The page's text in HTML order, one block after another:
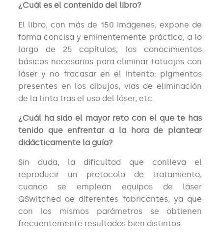
¿Cuál es el contenido del libro?
El libro, con más de 150 imágenes, expone de
forma concisa y eminentemente práctica, a lo
largo de 25 capítulos, los conocimientos
básicos necesarios para eliminar tatuajes con
láser y no fracasar en el intento: pigmentos
presentes en los dibujos, vías de eliminación
de la tinta tras el uso del láser, etc.
¿Cuál ha sido el mayor reto con el que te has
tenido que enfrentar a la hora de plantear
didácticamente la guía?
Sin duda, la dificultad que conlleva el
reproducir un protocolo de tratamiento,
cuando se emplean equipos de láser
QSwitched de diferentes fabricantes, ya que
con los mismos parámetros se obtienen
frecuentemente resultados bien distintos.